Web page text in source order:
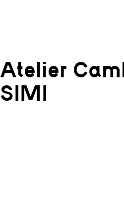
Atelier
SIMI